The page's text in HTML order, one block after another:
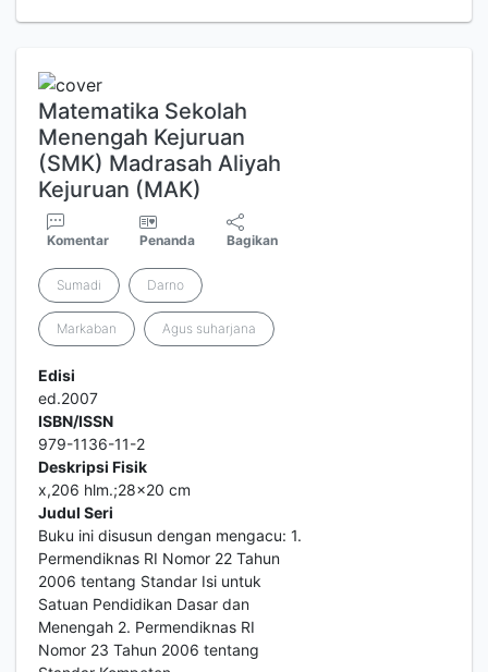
Matematika Sekolah
Menengah Kejuruan
(SMK) Madrasah Aliyah
Kejuruan (MAK)
Komentar Penanda Bagikan
Sumadi Darno
Markaban Agus suharjana
Edisi
ed.2007
ISBN/ISSN
979-1136-11-2
Deskripsi Fisik
x,206 hlm.;28x20 cm
Judul Seri
Buku ini disusun dengan mengacu: 1.
Permendiknas RI Nomor 22 Tahun
2006 tentang Standar Isi untuk
Satuan Pendidikan Dasar dan
Menengah 2. Permendiknas RI
Nomor 23 Tahun 2006 tentang